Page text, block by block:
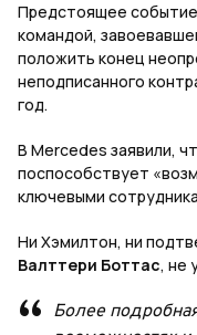
Предстоящее
командой,
положить конец
неподписанного
год.
В Mercedes заявили,
поспособствует
ключевыми
Ни Хэмилтон, ни
Валттери Боттас, не
Более